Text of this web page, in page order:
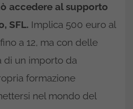
accedere al supporto
SFL. Implica 500 euro al
a 12, ma con delle
di un importo da
formazione
nel mondo del